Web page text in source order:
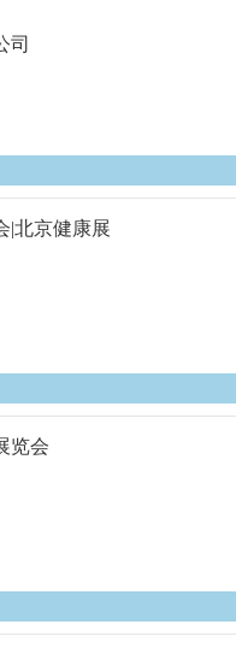
司
|北京健康展
览会